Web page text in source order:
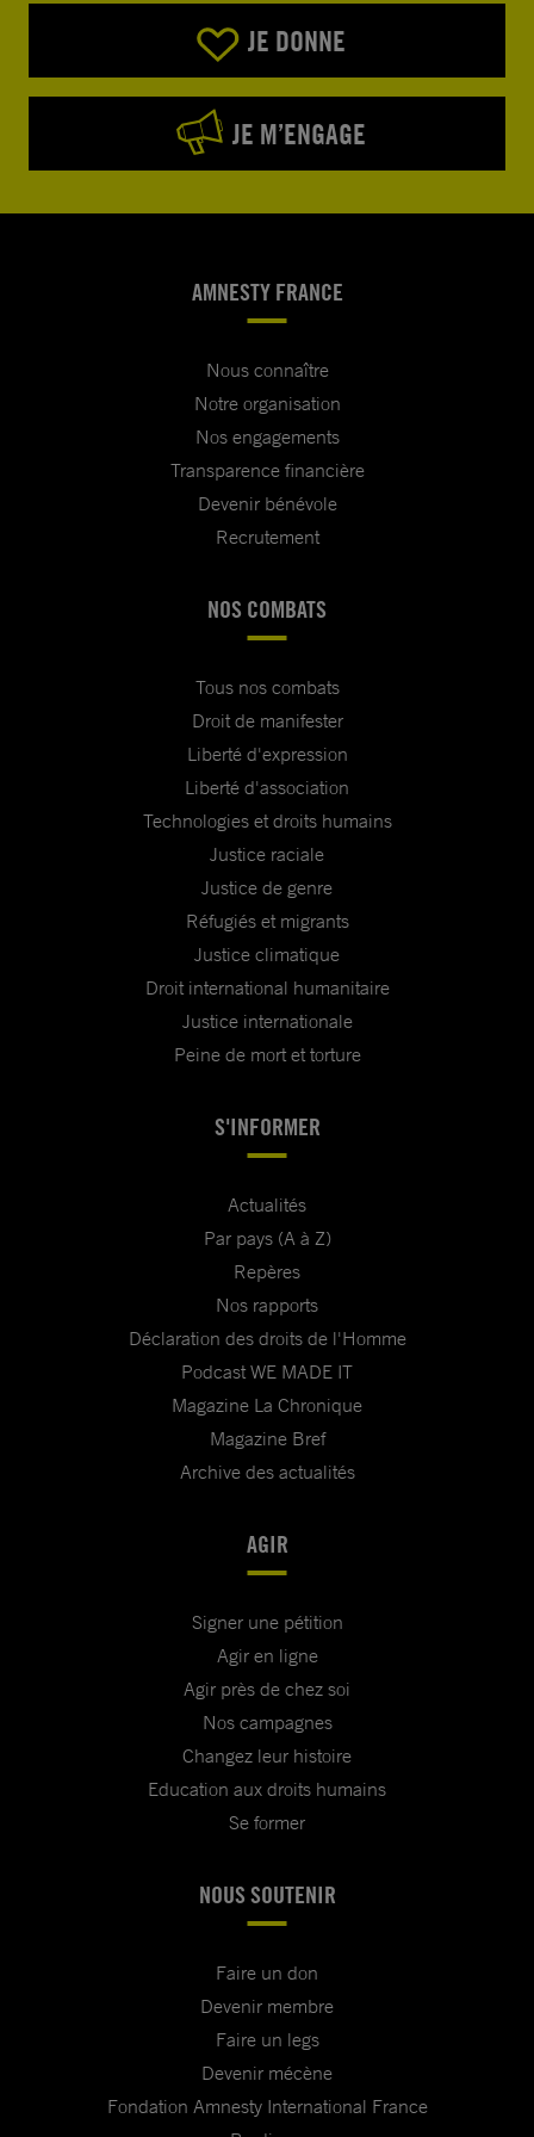
JE DONNE
JE M’ENGAGE
AMNESTY FRANCE
Nous connaître
Notre organisation
Nos engagements
Transparence financière
Devenir bénévole
Recrutement
NOS COMBATS
Tous nos combats
Droit de manifester
Liberté d'expression
Liberté d'association
Technologies et droits humains
Justice raciale
Justice de genre
Réfugiés et migrants
Justice climatique
Droit international humanitaire
Justice internationale
Peine de mort et torture
S'INFORMER
Actualités
Par pays (A à Z)
Repères
Nos rapports
Déclaration des droits de l'Homme
Podcast WE MADE IT
Magazine La Chronique
Magazine Bref
Archive des actualités
AGIR
Signer une pétition
Agir en ligne
Agir près de chez soi
Nos campagnes
Changez leur histoire
Education aux droits humains
Se former
NOUS SOUTENIR
Faire un don
Devenir membre
Faire un legs
Devenir mécène
Fondation Amnesty International France